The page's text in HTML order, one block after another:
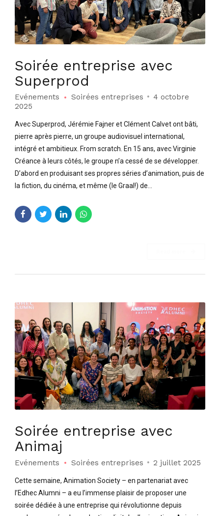
Soirée entreprise avec
Superprod
Evénements Soirées entreprises
4 octobre
2025
Avec Superprod, Jérémie Fajner et Clément Calvet ont bâti,
pierre après pierre, un groupe audiovisuel international,
intégré et ambitieux. From scratch. En 15 ans, avec Virginie
Créance à leurs côtés, le groupe n’a cessé de se développer.
D’abord en produisant ses propres séries d’animation, puis de
la fiction, du cinéma, et même (le Graal!) de...
Soirée entreprise avec
Animaj
Evénements Soirées entreprises 2 juillet 2025
Cette semaine, Animation Society – en partenariat avec
l’Edhec Alumni – a eu l’immense plaisir de proposer une
soirée dédiée à une entreprise qui révolutionne depuis